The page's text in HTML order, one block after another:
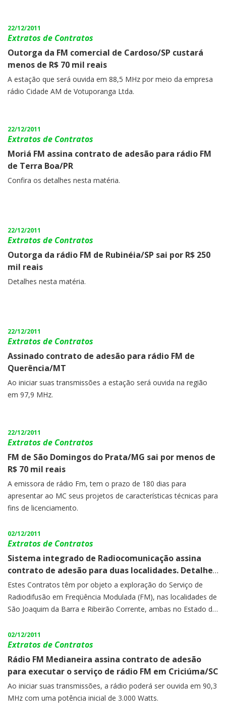
22/12/2011
Extratos de Contratos
Outorga da FM comercial de Cardoso/SP custará
menos de R$ 70 mil reais
A estação que será ouvida em 88,5 MHz por meio da empresa
rádio Cidade AM de Votuporanga Ltda.
22/12/2011
Extratos de Contratos
Moriá FM assina contrato de adesão para rádio FM
de Terra Boa/PR
Confira os detalhes nesta matéria.
22/12/2011
Extratos de Contratos
Outorga da rádio FM de Rubinéia/SP sai por R$ 250
mil reais
Detalhes nesta matéria.
22/12/2011
Extratos de Contratos
Assinado contrato de adesão para rádio FM de
Querência/MT
Ao iniciar suas transmissões a estação será ouvida na região
em 97,9 MHz.
22/12/2011
Extratos de Contratos
FM de São Domingos do Prata/MG sai por menos de
R$ 70 mil reais
A emissora de rádio Fm, tem o prazo de 180 dias para
apresentar ao MC seus projetos de características técnicas para
fins de licenciamento.
02/12/2011
Extratos de Contratos
Sistema integrado de Radiocomunicação assina
contrato de adesão para duas localidades. Detalhes
nesta matéria!
Estes Contratos têm por objeto a exploração do Serviço de
Radiodifusão em Freqüência Modulada (FM), nas localidades de
São Joaquim da Barra e Ribeirão Corrente, ambas no Estado de
02/12/2011
Extratos de Contratos
Rádio FM Medianeira assina contrato de adesão
para executar o serviço de rádio FM em Criciúma/SC
Ao iniciar suas transmissões, a rádio poderá ser ouvida em 90,3
MHz com uma potência inicial de 3.000 Watts.